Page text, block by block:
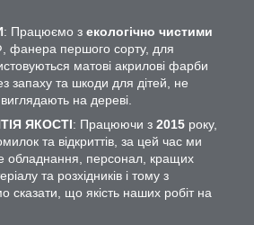
: Працюємо з екологічно чистими
фанера першого сорту, для
матові акрилові фарби
запаху та шкоди для дітей, не
на дереві.
ЯКОСТІ: Працюючи з 2015 року,
та відкриттів, за цей час ми
обладнання, персонал, кращих
та розхідників і тому з
сказати, що якість наших робіт на